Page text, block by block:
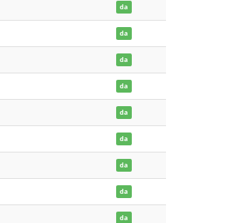
da
da
da
da
da
da
da
da
da